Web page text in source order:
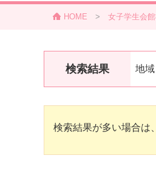
HOME > 女子学生会
検索結果 地
検索結果が多い場合は